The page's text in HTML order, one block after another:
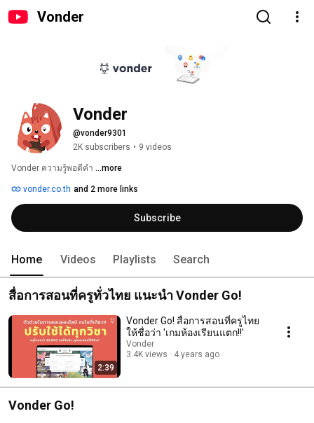
Vonder
Vonder
@vonder9301
2K subscribers • 9 videos
Vonder ความรู้พอดีคำ ...more
vonder.co.th and 2 more links
Subscribe
Home Videos Playlists Search
สื่อการสอนที่ครูทั่วไทย แนะนำ Vonder Go!
2:39
Vonder Go! สื่อการสอนที่ครูไทย
ให้ชื่อว่า 'เกมห้องเรียนแตก!!'
Vonder
3.4K views
4 years ago
Vonder Go!